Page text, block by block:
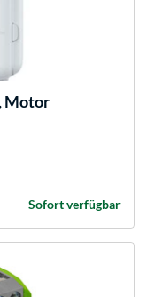
Motor
Sofort verfügbar